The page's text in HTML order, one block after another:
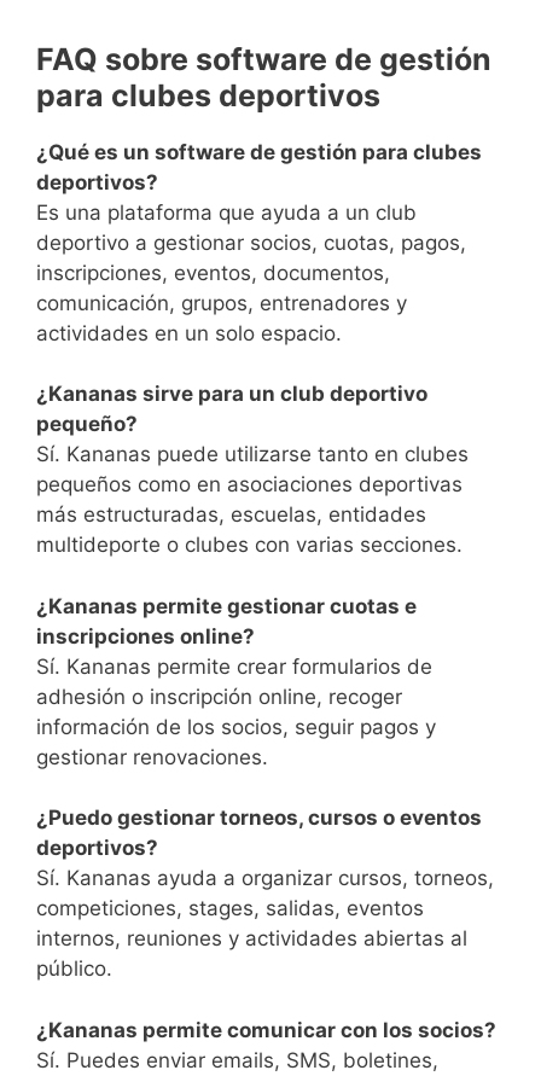
FAQ sobre software de gestión
para clubes deportivos
¿Qué es un software de gestión para clubes
deportivos?
Es una plataforma que ayuda a un club
deportivo a gestionar socios, cuotas, pagos,
inscripciones, eventos, documentos,
comunicación, grupos, entrenadores y
actividades en un solo espacio.
¿Kananas sirve para un club deportivo
pequeño?
Sí. Kananas puede utilizarse tanto en clubes
pequeños como en asociaciones deportivas
más estructuradas, escuelas, entidades
multideporte o clubes con varias secciones.
¿Kananas permite gestionar cuotas e
inscripciones online?
Sí. Kananas permite crear formularios de
adhesión o inscripción online, recoger
información de los socios, seguir pagos y
gestionar renovaciones.
¿Puedo gestionar torneos, cursos o eventos
deportivos?
Sí. Kananas ayuda a organizar cursos, torneos,
competiciones, stages, salidas, eventos
internos, reuniones y actividades abiertas al
público.
¿Kananas permite comunicar con los socios?
Sí. Puedes enviar emails, SMS, boletines,